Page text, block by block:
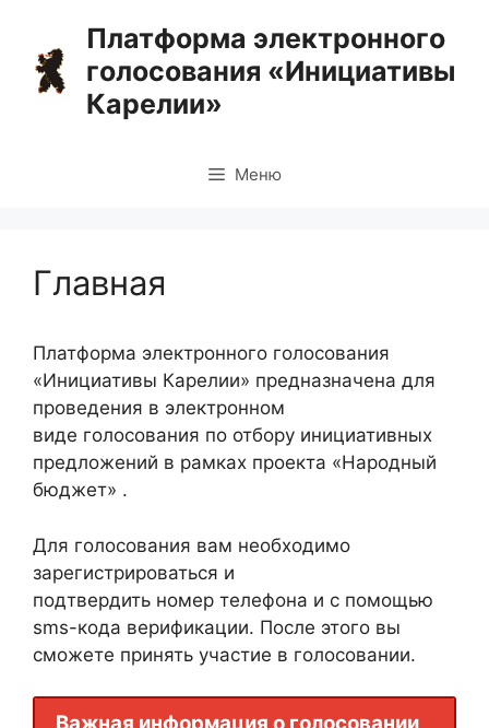
содержимому
Платформа электронного
голосования «Инициативы
Карелии»
Меню
Главная
Платформа электронного голосования
«Инициативы Карелии» предназначена для
проведения в электронном
виде голосования по отбору инициативных
предложений в рамках проекта «Народный
бюджет» .
Для голосования вам необходимо
зарегистрироваться и
подтвердить номер телефона и с помощью
sms-кода верификации. После этого вы
сможете принять участие в голосовании.